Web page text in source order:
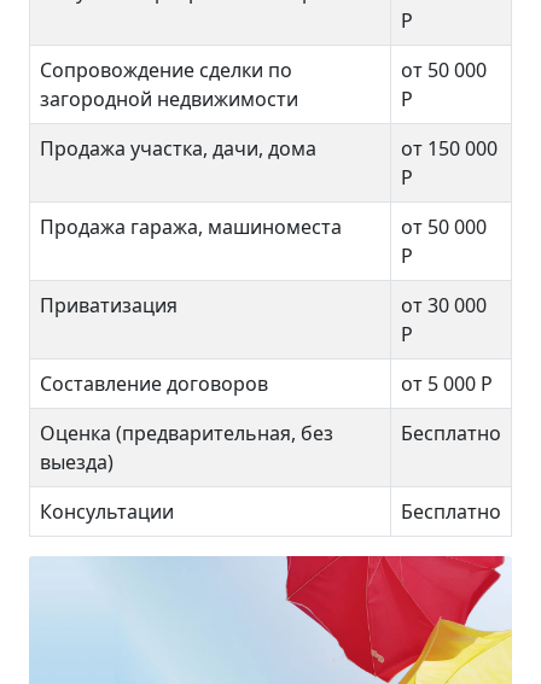
Р
Сопровождение сделки по
загородной недвижимости
от 50 000
Р
Продажа участка, дачи, дома
от 150 000
Р
Продажа гаража, машиноместа
от 50 000
Р
Приватизация
от 30 000
Р
Составление договоров
от 5 000 Р
Оценка (предварительная, без
выезда)
Бесплатно
Консультации Бесплатно